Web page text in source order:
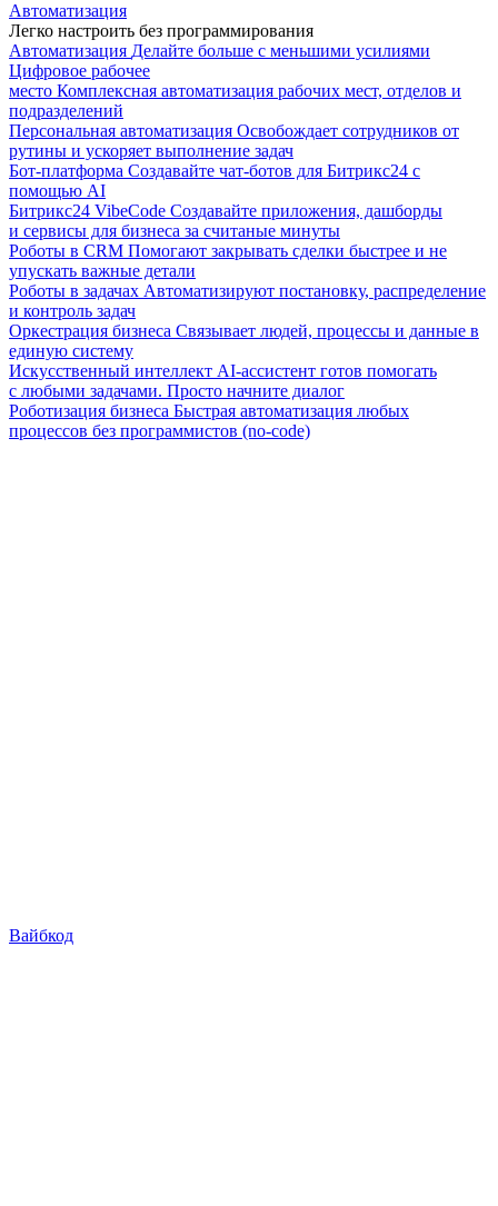
Автоматизация
Легко настроить без программирования
Автоматизация Делайте больше с меньшими усилиями
Цифровое рабочее
место Комплексная автоматизация рабочих мест, отделов и
подразделений
Персональная автоматизация Освобождает сотрудников от
рутины и ускоряет выполнение задач
Бот-платформа Создавайте чат-ботов для Битрикс24 с
помощью AI
Битрикс24 VibeCode Создавайте приложения, дашборды
и сервисы для бизнеса за считаные минуты
Роботы в CRM Помогают закрывать сделки быстрее и не
упускать важные детали
Роботы в задачах Автоматизируют постановку, распределение
и контроль задач
Оркестрация бизнеса Связывает людей, процессы и данные в
единую систему
Искусственный интеллект AI-ассистент готов помогать
с любыми задачами. Просто начните диалог
Роботизация бизнеса Быстрая автоматизация любых
процессов без программистов (no-code)
Вайбкод